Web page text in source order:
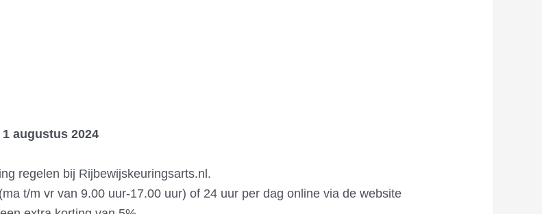
1 augustus 2024
regelen bij Rijbewijskeuringsarts.nl.
t/m vr van 9.00 uur-17.00 uur) of 24 uur per dag online via de website